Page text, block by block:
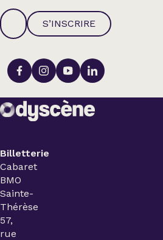
S’INSCRIRE
Billetterie
Cabaret
BMO
Sainte-
Thérèse
57,
rue